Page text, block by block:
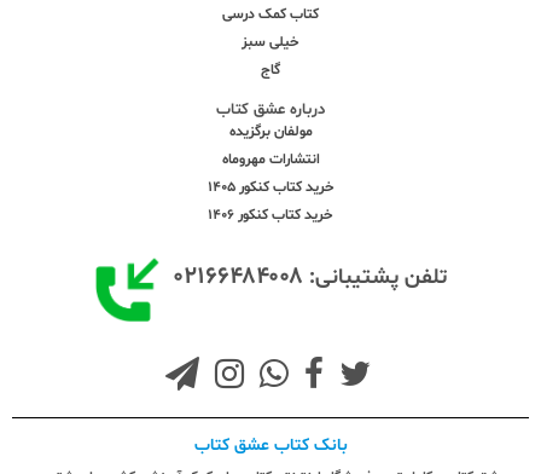
کتاب کمک درسی
خیلی سبز
گاج
درباره عشق کتاب
مولفان برگزیده
انتشارات مهروماه
خرید کتاب کنکور 1405
خرید کتاب کنکور 1406
تلفن پشتیبانی: ۰۲۱۶۶۴۸۴۰۰۸
بانک کتاب عشق کتاب